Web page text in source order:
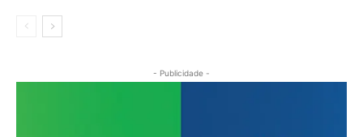
- Publicidade -